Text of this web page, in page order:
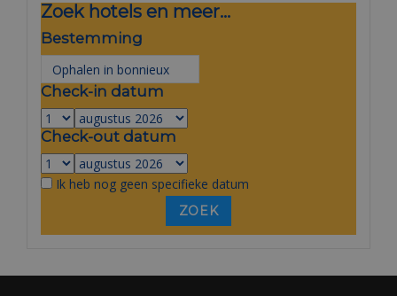
Zoek hotels en meer...
Bestemming
Check-in datum
Check-out datum
Ik heb nog geen specifieke datum